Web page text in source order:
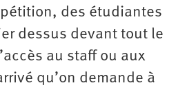
des étudiantes
dessus devant tout le
au staff ou aux
qu’on demande à